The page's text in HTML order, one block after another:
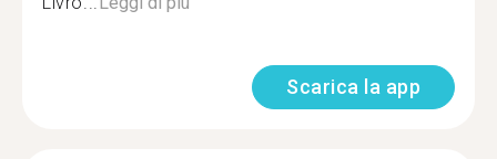
Scarica la app